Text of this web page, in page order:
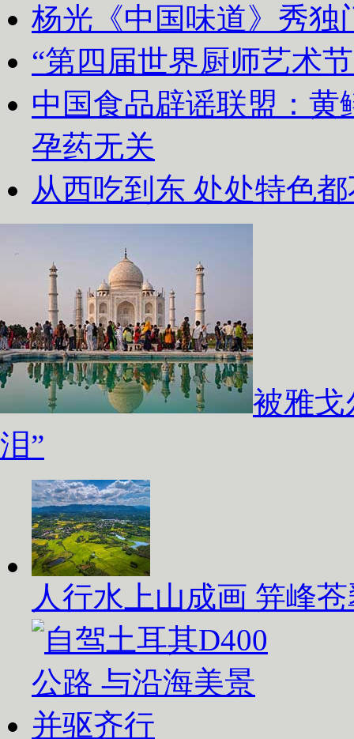
杨光《中国味道》秀独
“第四届世界厨师艺术
中国食品辟谣联盟：
孕药无关
从西吃到东 处处特色
被雅戈
泪”
人行水上山成画 笄峰